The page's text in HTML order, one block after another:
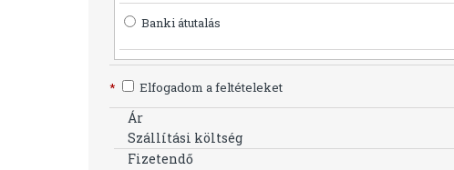
Banki átutalás
* Elfogadom a feltételeket
Ár
Szállítási költség
Fizetendő